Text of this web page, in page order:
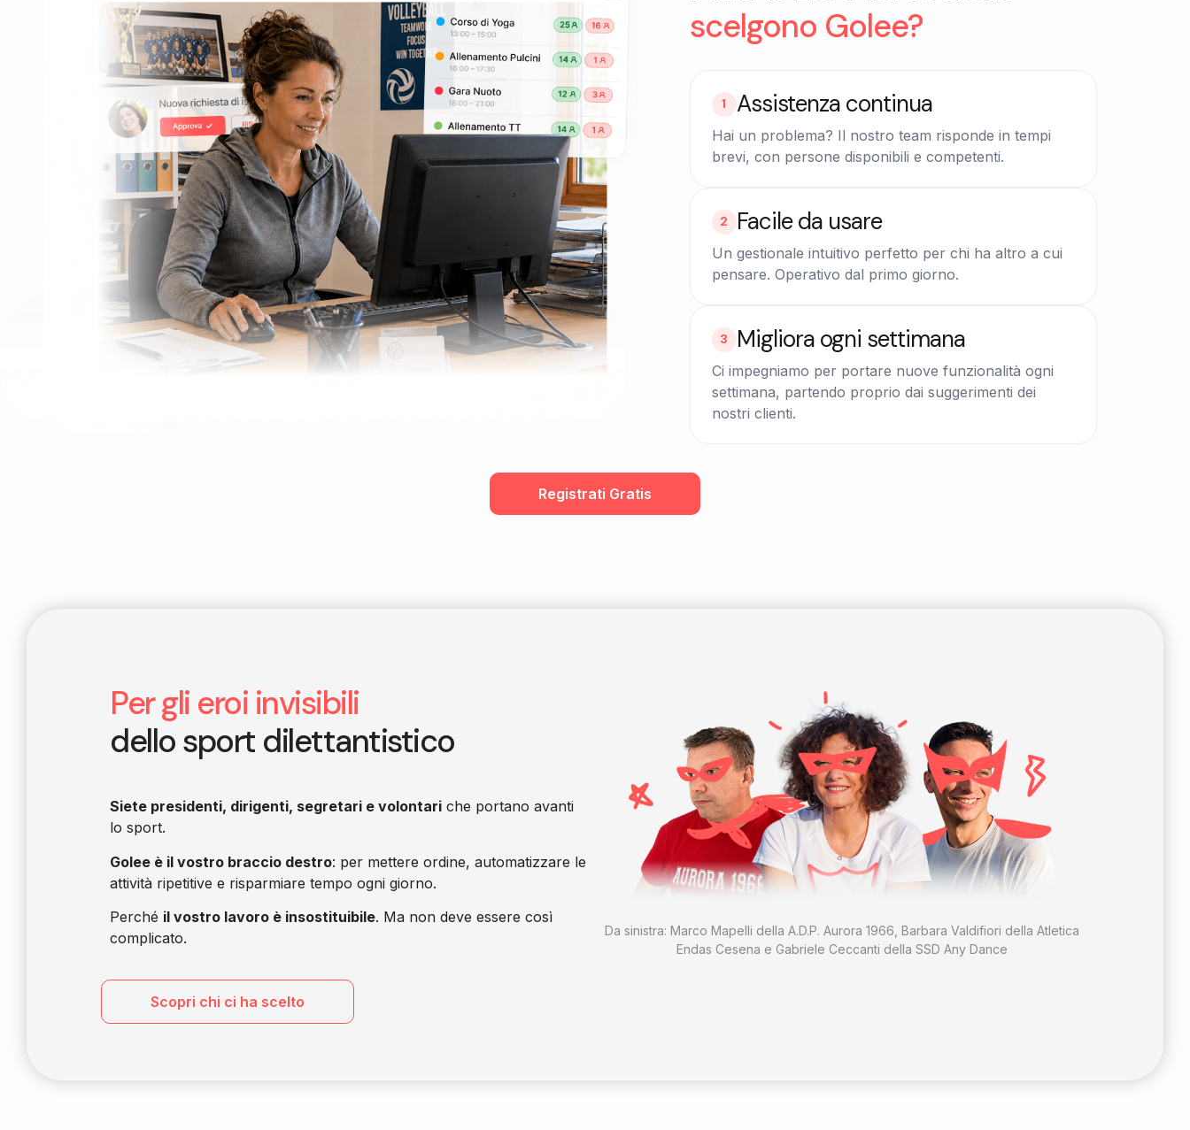
scelgono Golee?
1 Assistenza continua
Hai un problema? Il nostro team risponde in tempi
brevi, con persone disponibili e competenti.
2 Facile da usare
Un gestionale intuitivo perfetto per chi ha altro a cui
pensare. Operativo dal primo giorno.
3 Migliora ogni settimana
Ci impegniamo per portare nuove funzionalità ogni
settimana, partendo proprio dai suggerimenti dei
nostri clienti.
Registrati Gratis
Per gli eroi invisibili
dello sport dilettantistico
Siete presidenti, dirigenti, segretari e volontari che portano avanti
lo sport.
Golee è il vostro braccio destro: per mettere ordine, automatizzare le
attività ripetitive e risparmiare tempo ogni giorno.
Perché il vostro lavoro è insostituibile. Ma non deve essere così
complicato.
Da sinistra: Marco Mapelli della A.D.P. Aurora 1966, Barbara Valdifiori della Atletica
Endas Cesena e Gabriele Ceccanti della SSD Any Dance
Scopri chi ci ha scelto